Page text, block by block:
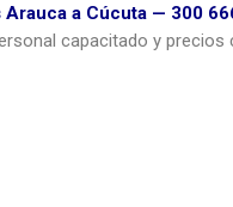
Arauca a Cúcuta — 300
capacitado y